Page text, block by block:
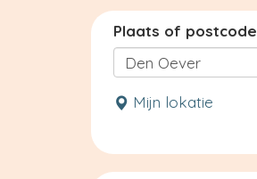
Plaats of postcode
Mijn lokatie